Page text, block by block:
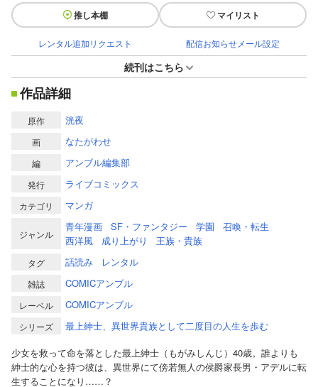
推し本棚 マイリスト
レンタル追加リクエスト 配信お知らせメール設定
続刊はこちら
作品詳細
原作 洸夜
画 なたがわせ
編 アンブル編集部
発行 ライブコミックス
カテゴリ マンガ
ジャンル
青年漫画 SF・ファンタジー 学園
召喚・転生
西洋風
成り上がり 王族・貴族
タグ 話読み レンタル
雑誌 COMICアンブル
レーベル COMICアンブル
シリーズ
最上紳士、異世界貴族として二度目の人生を歩む
少女を救って命を落とした最上紳士（もがみしんじ）40歳。誰よりも
紳士的な心を持つ彼は、異世界にて傍若無人の侯爵家長男・アデルに転
生することになり……？